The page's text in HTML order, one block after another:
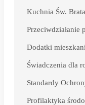
Kuchnia Św.
Przeciwdziałanie
Dodatki
Świadczenia dla
Standardy
Profilaktyka